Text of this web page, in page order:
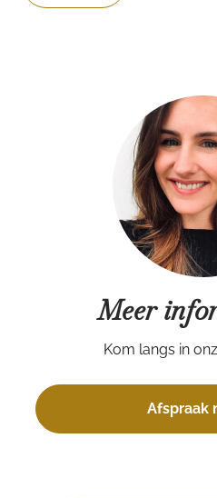
Meer
Kom langs in
Afspraak